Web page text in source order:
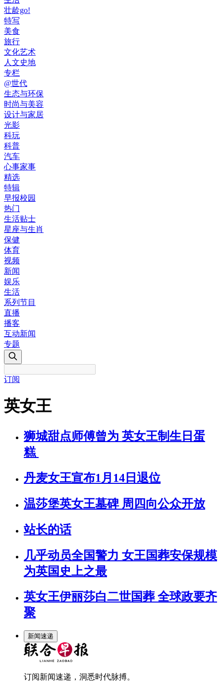
壮龄go!
特写
美食
旅行
文化艺术
人文史地
专栏
@世代
生态与环保
时尚与美容
设计与家居
光影
科玩
科普
汽车
心事家事
精选
特辑
早报校园
热门
生活贴士
星座与生肖
保健
体育
视频
新闻
娱乐
生活
系列节目
直播
播客
互动新闻
专题
订阅
英女王
狮城甜点师傅曾为 英女王制生日蛋
糕
丹麦女王宣布1月14日退位
温莎堡英女王墓碑 周四向公众开放
站长的话
几乎动员全国警力 女王国葬安保规模​
为​英​国史上​之最
英女王伊丽莎白二世国葬 全球政要齐
聚
新闻速递
订阅新闻速递，洞悉时代脉搏。